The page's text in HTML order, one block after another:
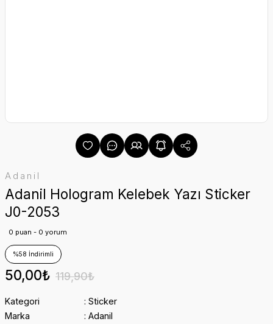
Adanil
Adanil Hologram Kelebek Yazı Sticker
J0-2053
0 puan - 0 yorum
%58 İndirimli
50,00₺ 119,90₺
Kategori
Sticker
Marka
Adanil